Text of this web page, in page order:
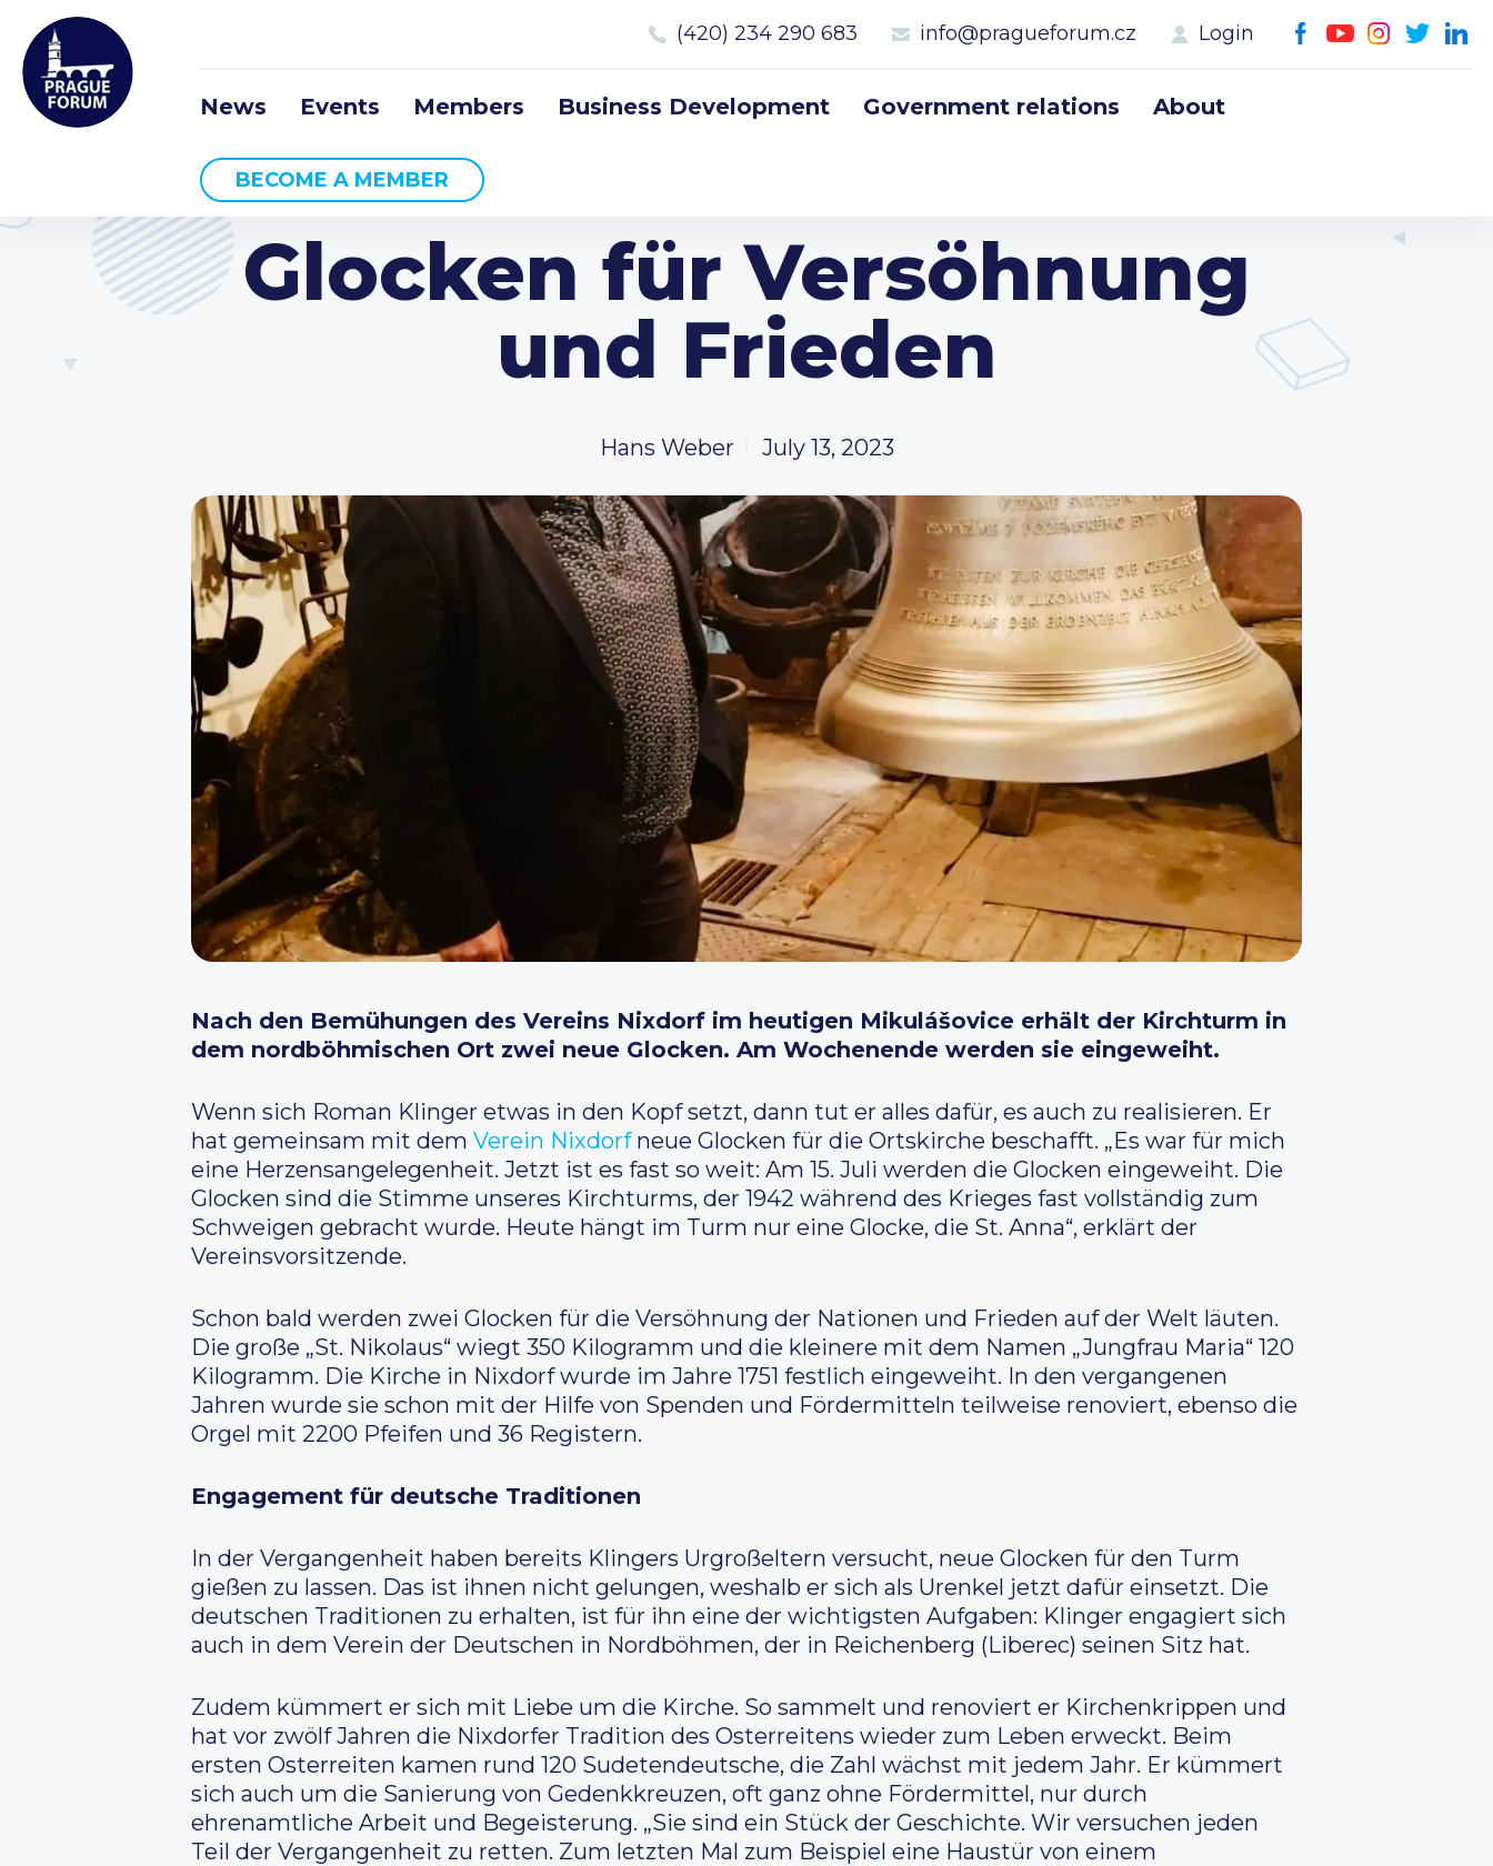
(420) 234 290 683 info@pragueforum.cz Login
News Events Members Business Development Government relations About
BECOME A MEMBER
Glocken für Versöhnung
und Frieden
Hans Weber July 13, 2023
Nach den Bemühungen des Vereins Nixdorf im heutigen Mikulášovice erhält der Kirchturm in
dem nordböhmischen Ort zwei neue Glocken. Am Wochenende werden sie eingeweiht.
Wenn sich Roman Klinger etwas in den Kopf setzt, dann tut er alles dafür, es auch zu realisieren. Er
hat gemeinsam mit dem Verein Nixdorfneue Glocken für die Ortskirche beschafft. „Es war für mich
eine Herzensangelegenheit. Jetzt ist es fast so weit: Am 15. Juli werden die Glocken eingeweiht. Die
Glocken sind die Stimme unseres Kirchturms, der 1942 während des Krieges fast vollständig zum
Schweigen gebracht wurde. Heute hängt im Turm nur eine Glocke, die St. Anna“, erklärt der
Vereinsvorsitzende.
Schon bald werden zwei Glocken für die Versöhnung der Nationen und Frieden auf der Welt läuten.
Die große „St. Nikolaus“ wiegt 350 Kilogramm und die kleinere mit dem Namen „Jungfrau Maria“ 120
Kilogramm. Die Kirche in Nixdorf wurde im Jahre 1751 festlich eingeweiht. In den vergangenen
Jahren wurde sie schon mit der Hilfe von Spenden und Fördermitteln teilweise renoviert, ebenso die
Orgel mit 2200 Pfeifen und 36 Registern.
Engagement für deutsche Traditionen
In der Vergangenheit haben bereits Klingers Urgroßeltern versucht, neue Glocken für den Turm
gießen zu lassen. Das ist ihnen nicht gelungen, weshalb er sich als Urenkel jetzt dafür einsetzt. Die
deutschen Traditionen zu erhalten, ist für ihn eine der wichtigsten Aufgaben: Klinger engagiert sich
auch in dem Verein der Deutschen in Nordböhmen, der in Reichenberg (Liberec) seinen Sitz hat.
Zudem kümmert er sich mit Liebe um die Kirche. So sammelt und renoviert er Kirchenkrippen und
hat vor zwölf Jahren die Nixdorfer Tradition des Osterreitens wieder zum Leben erweckt. Beim
ersten Osterreiten kamen rund 120 Sudetendeutsche, die Zahl wächst mit jedem Jahr. Er kümmert
sich auch um die Sanierung von Gedenkkreuzen, oft ganz ohne Fördermittel, nur durch
ehrenamtliche Arbeit und Begeisterung. „Sie sind ein Stück der Geschichte. Wir versuchen jeden
Teil der Vergangenheit zu retten. Zum letzten Mal zum Beispiel eine Haustür von einem